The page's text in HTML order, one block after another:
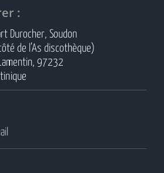
:
Durocher, Soudon
de l’As discothèque)
97232